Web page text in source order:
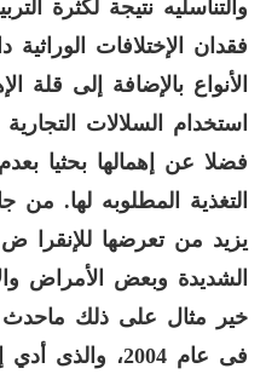
والتناسليه نتيجة لكثرة
فقدان الإختلافات الوراثية
الأنواع بالإضافة إلى قلة
استخدام السلالات
فضلا عن إهمالها بحثيا
التغذية المطلوبه لها. من
يزيد من تعرضها للإنقرا
الشديدة وبعض الأمراض
خير مثال على ذلك ماحدث
فى عام 2004، والذى أدي